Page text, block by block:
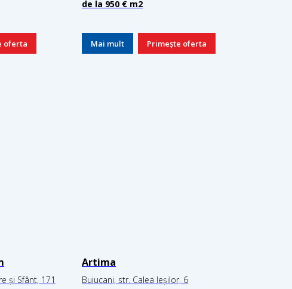
oferta
de la 950 € m2
Mai mult Primește oferta
și Sfânt, 171
Artima
Buiucani, str. Calea Ieșilor, 6